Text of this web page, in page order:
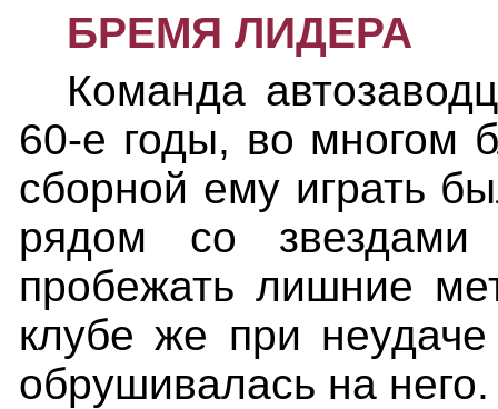
БРЕМЯ ЛИДЕРА
Команда
60-е годы, во многом
сборной ему играть
рядом со
пробежать лишние
клубе же при
обрушивалась на него.